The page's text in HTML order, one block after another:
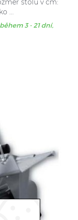
stolu v cm:
...
3 - 21 dní,